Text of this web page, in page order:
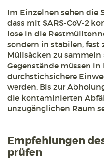
Im Einzelnen sehen die
dass mit SARS-CoV-2
lose in die
sondern in stabilen, fest
Müllsäcken zu sammeln
Gegenstände müssen in
durchstichsichere
werden. Bis zur
die kontaminierten
unzugänglichen Raum
Empfehlungen
prüfen